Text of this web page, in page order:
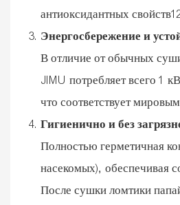
антиоксидантных
Энергосбережение и
В отличие от обычных
JIMU потребляет всего 1
что соответствует
Гигиенично и без
Полностью герметичная
насекомых), обеспечивая
После сушки ломтики